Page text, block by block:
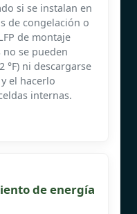
si se instalan en
de congelación o
de montaje
no se pueden
°F) ni descargarse
y el hacerlo
internas.
de energía